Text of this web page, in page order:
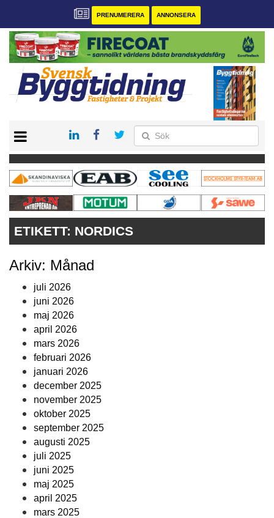
PRENUMERERA ANNONSERA
PRENUMERERA
VÅRA ANDRA MAGASIN
ANNONSERA
KONTAKT
ETIKETT: NORDICS
Arkiv: Månad
juli 2026
juni 2026
maj 2026
april 2026
mars 2026
februari 2026
januari 2026
december 2025
november 2025
oktober 2025
september 2025
augusti 2025
juli 2025
juni 2025
maj 2025
april 2025
mars 2025